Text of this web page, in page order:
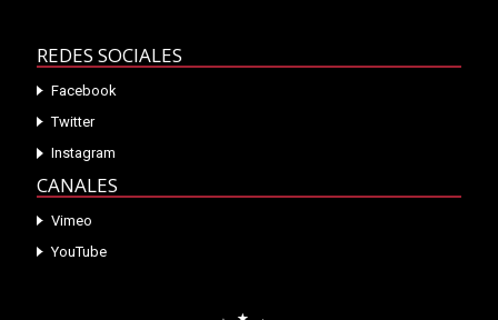
REDES SOCIALES
Facebook
Twitter
Instagram
CANALES
Vimeo
YouTube